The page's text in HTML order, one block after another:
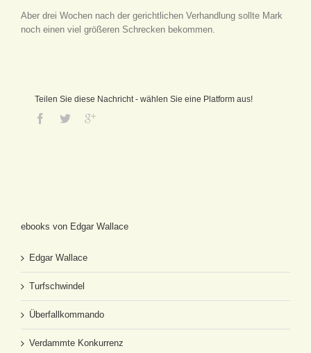
Aber drei Wochen nach der gerichtlichen Verhandlung sollte Mark
noch einen viel größeren Schrecken bekommen.
Teilen Sie diese Nachricht - wählen Sie eine Platform aus!
ebooks von Edgar Wallace
Edgar Wallace
Turfschwindel
Überfallkommando
Verdammte Konkurrenz